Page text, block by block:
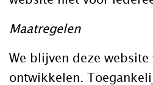
Maatregelen
We blijven deze website
ontwikkelen.